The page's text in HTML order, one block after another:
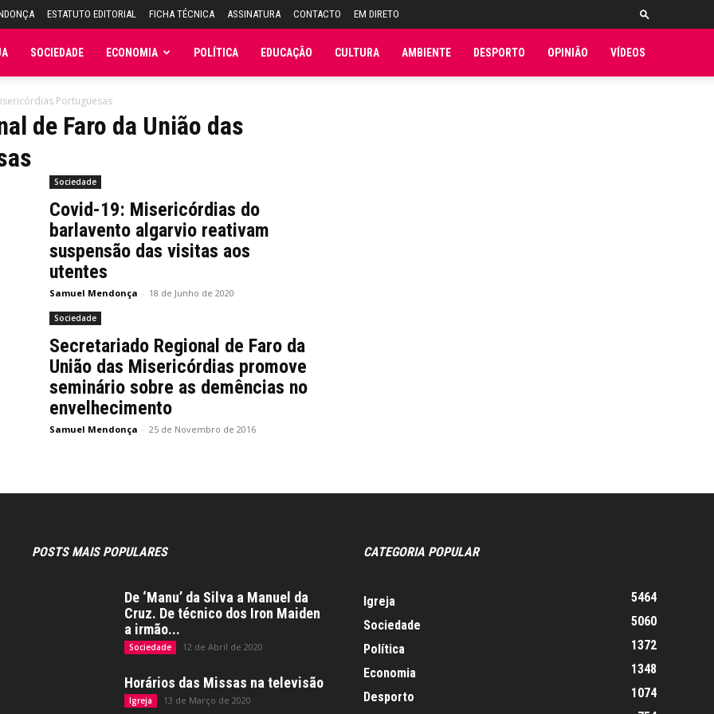
ESTATUTO EDITORIAL FICHA TÉCNICA ASSINATURA CONTACTO EM DIRETO
SOCIEDADE ECONOMIA POLÍTICA EDUCAÇÃO CULTURA AMBIENTE DESPORTO OPINIÃO VÍDEOS
Portuguesas
de Faro da União das
Sociedade
Covid-19: Misericórdias do
barlavento algarvio reativam
suspensão das visitas aos
utentes
Samuel Mendonça - 18 de Junho de 2020
Sociedade
Secretariado Regional de Faro da
União das Misericórdias promove
seminário sobre as demências no
envelhecimento
Samuel Mendonça - 25 de Novembro de 2016
POSTS MAIS POPULARES
De ‘Manu’ da Silva a Manuel da
Cruz. De técnico dos Iron Maiden
a irmão...
Sociedade 12 de Abril de 2020
Horários das Missas na televisão
Igreja 13 de Março de 2020
CATEGORIA POPULAR
Igreja
5464
Sociedade
5060
Política
1372
Economia
1348
Desporto
1074